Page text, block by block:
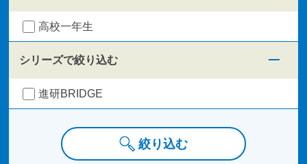
高校一年生
シリーズで絞り込む
進研BRIDGE
絞り込む